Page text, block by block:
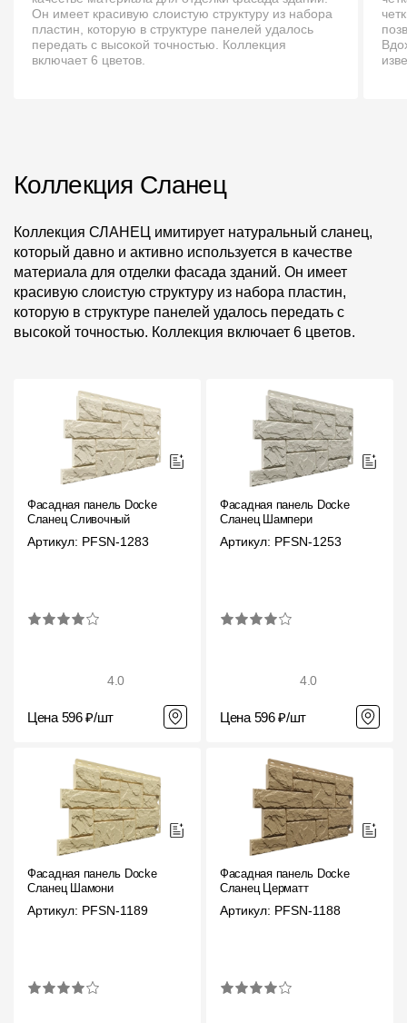
Пластиковые водосточные системы
Металлические водосточные системы
Документация
Документация
Инструкции по монтажу
Технические листы
Рекламные материалы
Гарантии
Чертежи
Текстуры
Фото объектов
Вопрос-ответ/Faq
Сервисы
Калькулятор
Компания
О компании
Контакты
Контроль качества кровли
Награды
Он имеет красивую слоистую структуру из набора
пластин, которую в структуре панелей удалось
передать с высокой точностью. Коллекция
включает 6 цветов.
Коллекция Сланец
Коллекция СЛАНЕЦ имитирует натуральный сланец,
который давно и активно используется в качестве
материала для отделки фасада зданий. Он имеет
красивую слоистую структуру из набора пластин,
которую в структуре панелей удалось передать с
высокой точностью. Коллекция включает 6 цветов.
Фасадная панель Docke
Сланец Сливочный
Артикул: PFSN-1283
4.0
Цена 596 ₽/шт
Фасадная панель Docke
Сланец Шампери
Артикул: PFSN-1253
4.0
Цена 596 ₽/шт
Фасадная панель Docke
Сланец Шамони
Артикул: PFSN-1189
Фасадная панель Docke
Сланец Церматт
Артикул: PFSN-1188